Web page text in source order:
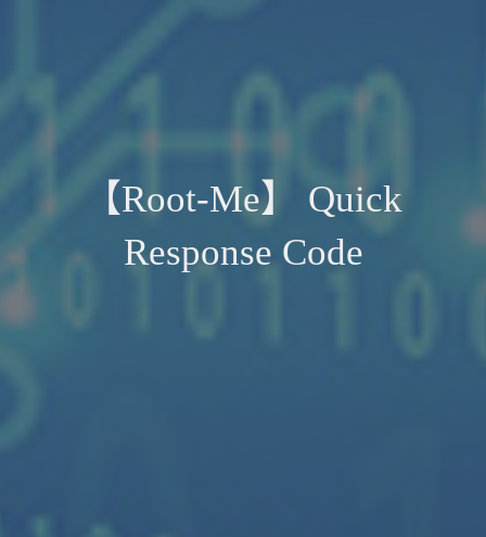
【Root-Me】 Quick
Response Code